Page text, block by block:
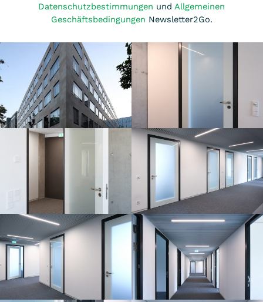
Datenschutzbestimmungen und Allgemeinen
Geschäftsbedingungen Newsletter2Go.